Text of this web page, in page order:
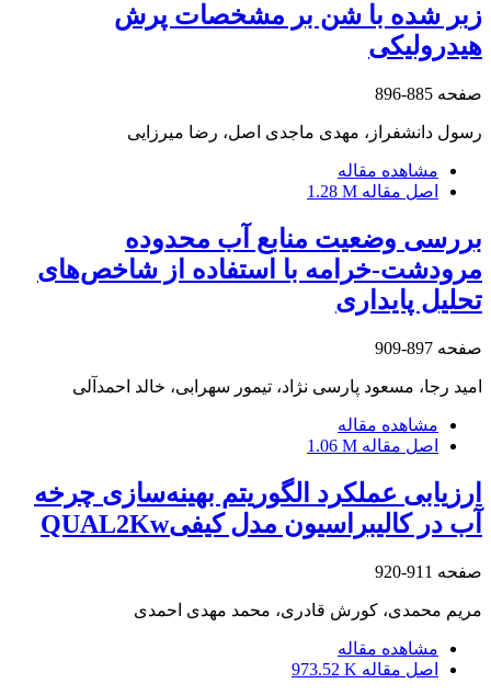
زبر شده با شن بر مشخصات پرش
هیدرولیکی
صفحه 885-896
رسول دانشفراز، مهدی ماجدی اصل، رضا میرزایی
مشاهده مقاله
اصل مقاله 1.28 M
بررسی وضعیت منابع آب محدوده
مرودشت-خرامه با استفاده از شاخص‌های
تحلیل پایداری
صفحه 897-909
امید رجا، مسعود پارسی نژاد، تیمور سهرابی، خالد احمدآلی
مشاهده مقاله
اصل مقاله 1.06 M
ارزیابی عملکرد الگوریتم بهینه‌سازی چرخه
آب در کالیبراسیون مدل کیفیQUAL2Kw
صفحه 911-920
مریم محمدی، کورش قادری، محمد مهدی احمدی
مشاهده مقاله
اصل مقاله 973.52 K